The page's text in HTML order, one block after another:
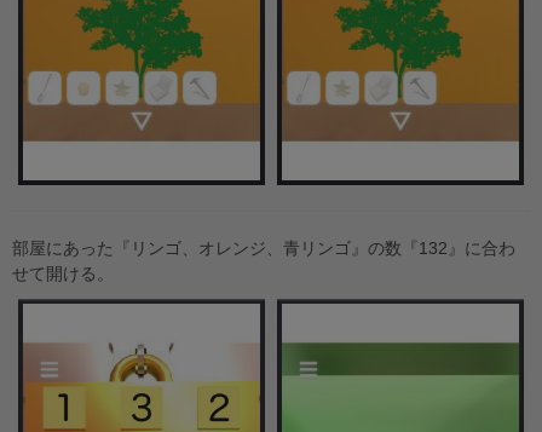
部屋にあった『リンゴ、オレンジ、青リンゴ』の数『132』に合わ
せて開ける。